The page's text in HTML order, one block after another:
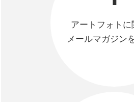
アートフォトに
メールマガジン